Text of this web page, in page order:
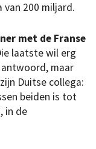
van 200 miljard.
met de Franse
laatste wil erg
maar
Duitse collega:
beiden is tot
in de